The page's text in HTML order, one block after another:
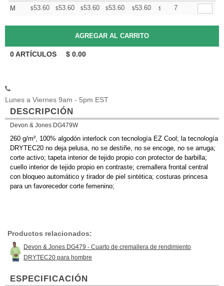
M $53.60 $53.60 $53.60 $53.60 $53.60 $ 53.60
7
0ARTÍCULOS $ 0.00
Lunes a Viernes 9am - 5pm EST
DESCRIPCIÓN
Devon & Jones DG479W
260 g/m², 100% algodón interlock con tecnología EZ Cool; la tecnología
DRYTEC20 no deja pelusa, no se destiñe, no se encoge, no se arruga;
corte activo; tapeta interior de tejido propio con protector de barbilla;
cuello interior de tejido propio en contraste; cremallera frontal central
con bloqueo automático y tirador de piel sintética; costuras princesa
para un favorecedor corte femenino;
Productos relacionados:
Devon & Jones DG479 - Cuarto de cremallera de rendimiento
DRYTEC20 para hombre
ESPECIFICACIÓN